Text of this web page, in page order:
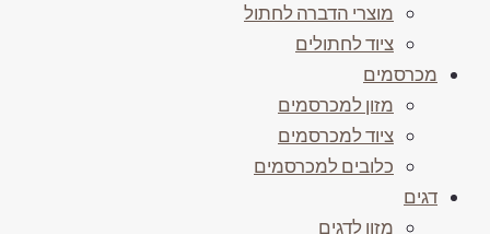
מוצרי הדברה לחתול
ציוד לחתולים
מכרסמים
מזון למכרסמים
ציוד למכרסמים
כלובים למכרסמים
דגים
מזון לדגים